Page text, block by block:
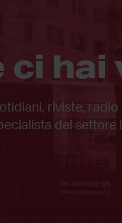
ci hai
riviste,
del settore